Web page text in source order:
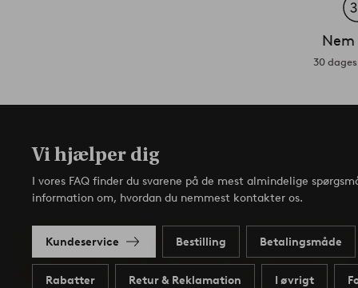
30
Vi hjælper dig
I vores FAQ finder du svarene på de mest almindelige
information om, hvordan du nemmest kontakter os.
Kundeservice Bestilling Betalingsmåde
Rabatter Retur & Reklamation I øvrigt